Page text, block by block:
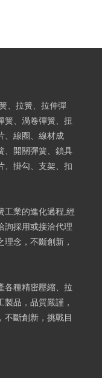
、拉簧、拉伸彈
簧、渦卷彈簧、扭
、線圈、線材成
、開關彈簧、鎖具
、掛勾、支架、扣
工業的進化過程,經
詢採用或接洽代理
念，不斷創新，
各種精密壓縮、拉
品，品質嚴謹，
不斷創新，挑戰目